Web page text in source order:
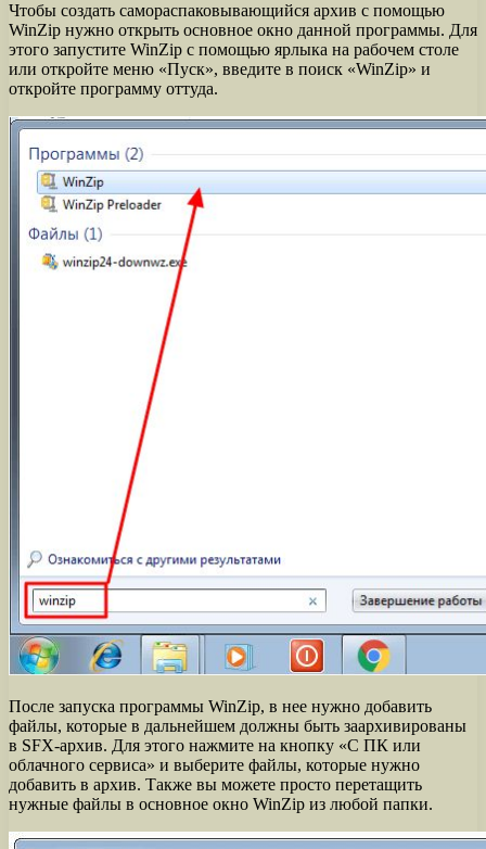
Чтобы создать самораспаковывающийся архив с помощью
WinZip нужно открыть основное окно данной программы. Для
этого запустите WinZip с помощью ярлыка на рабочем столе
или откройте меню «Пуск», введите в поиск «WinZip» и
откройте программу оттуда.
После запуска программы WinZip, в нее нужно добавить
файлы, которые в дальнейшем должны быть заархивированы
в SFX-архив. Для этого нажмите на кнопку «С ПК или
облачного сервиса» и выберите файлы, которые нужно
добавить в архив. Также вы можете просто перетащить
нужные файлы в основное окно WinZip из любой папки.